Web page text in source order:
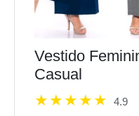
Vestido
Casual
4.9